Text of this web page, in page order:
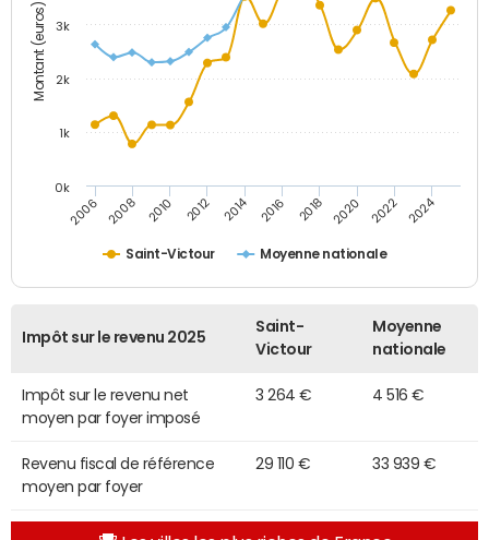
Montant (euros)
Saint-Victour Moyenne nationale
2006 2008 2010 2012 2014 2016 2018 2020 2022 2024
0k
1k
2k
3k
Impôt sur le revenu 2025
Saint-
Victour
Moyenne
nationale
Impôt sur le revenu net
moyen par foyer imposé
3 264 € 4 516 €
Revenu fiscal de référence
moyen par foyer
29 110 € 33 939 €